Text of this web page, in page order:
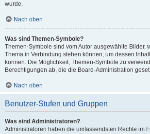
wurde.
Nach oben
Was sind Themen-Symbole?
Themen-Symbole sind vom Autor ausgewählte Bilder,
Thema in Verbindung stehen können, um dessen
können. Die Möglichkeit, Themen-Symbole zu
Berechtigungen ab, die die Board-Administration
Nach oben
Benutzer-Stufen und Gruppen
Was sind Administratoren?
Administratoren haben die umfassendsten Rechte im